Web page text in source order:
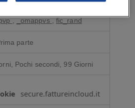
_omappvs fic_rand
parte
Pochi secondi, 99 Giorni
secure.fattureincloud.it